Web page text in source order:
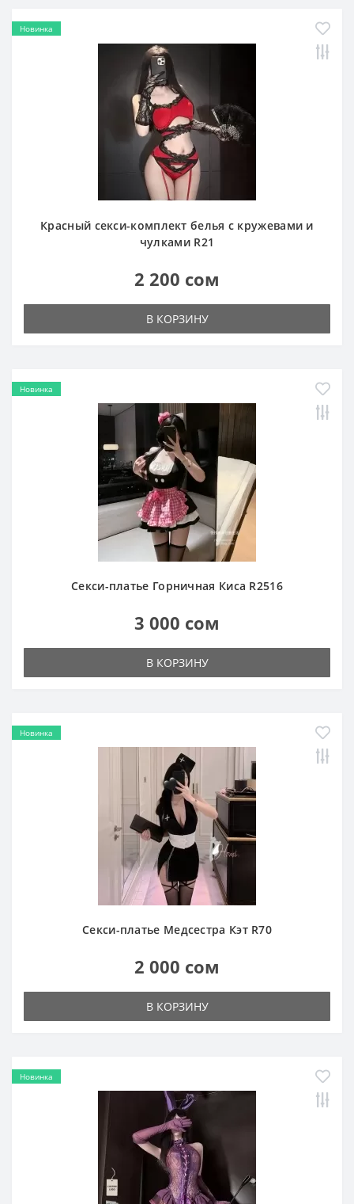
Новинка
Красный секси-комплект белья с кружевами и
чулками R21
2 200 сом
В КОРЗИНУ
Новинка
Секси-платье Горничная Киса R2516
3 000 сом
В КОРЗИНУ
Новинка
Секси-платье Медсестра Кэт R70
2 000 сом
В КОРЗИНУ
Новинка